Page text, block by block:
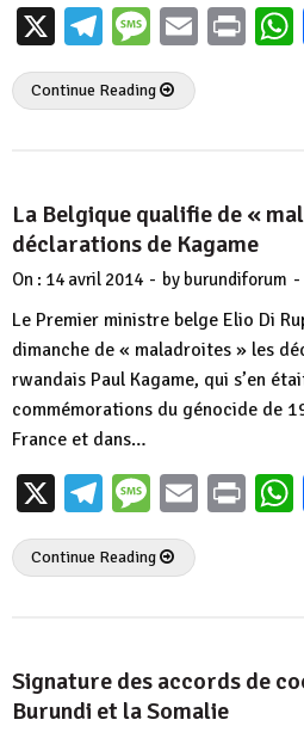
X Telegram
Message
Email
Continue Reading
La Belgique qualifie de «
déclarations de Kagame
On : 14 avril 2014 - by burundiforum -
Le Premier ministre belge Elio Di
dimanche de « maladroites » les
rwandais Paul Kagame, qui s’en
commémorations du génocide de
France et dans…
X Telegram
Message
Email
Continue Reading
Signature des accords de
Burundi et la Somalie